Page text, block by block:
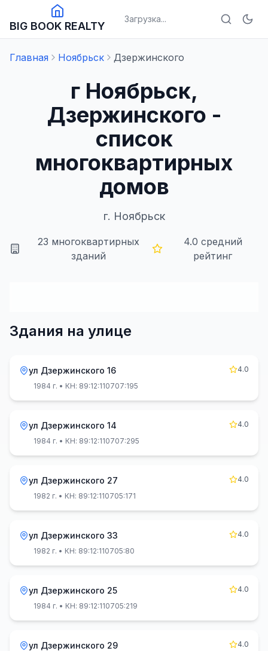
BIG BOOK REALTY
Загрузка...
Главная Ноябрьск Дзержинского
г Ноябрьск,
Дзержинского -
список
многоквартирных
домов
г. Ноябрьск
23 многоквартирных
зданий
4.0 средний
рейтинг
Здания на улице
ул Дзержинского 16
4.0
1984 г. • КН: 89:12:110707:195
ул Дзержинского 14
4.0
1984 г. • КН: 89:12:110707:295
ул Дзержинского 27
4.0
1982 г. • КН: 89:12:110705:171
ул Дзержинского 33
4.0
1982 г. • КН: 89:12:110705:80
ул Дзержинского 25
4.0
1984 г. • КН: 89:12:110705:219
ул Дзержинского 29
4.0